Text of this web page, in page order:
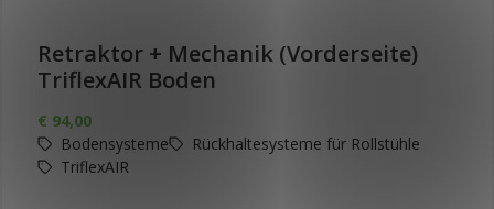
Retraktor + Mechanik (Vorderseite)
TriflexAIR Boden
€ 94,00
Bodensysteme
Rückhaltesysteme für Rollstühle
TriflexAIR